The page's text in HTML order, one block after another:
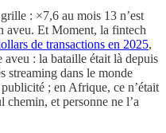
: ×7,6 au mois 13 n’est
aveu. Et Moment, la fintech
de transactions en 2025,
aveu : la bataille était là depuis
streaming dans le monde
; en Afrique, ce n’était
chemin, et personne ne l’a